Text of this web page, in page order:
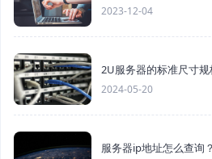
2023-12-04
2U服务器的标准尺寸
2024-05-20
服务器ip地址怎么查询